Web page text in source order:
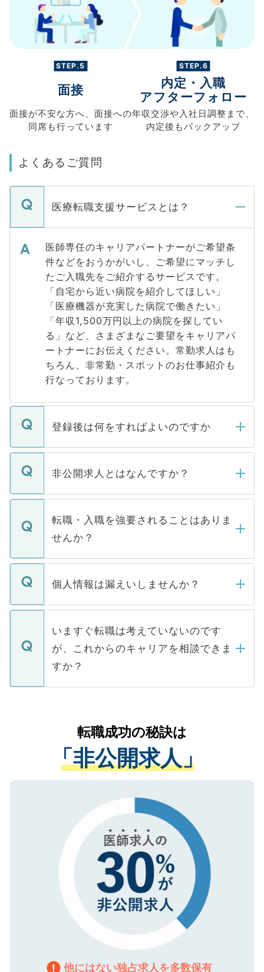
STEP.5
面接
面接が不安な方へ、 面接への
同席も行っています
STEP.6
内定・入職
アフターフォロー
年収交渉や入社日調整まで、
内定後もバックアップ
よくあるご質問
医療転職支援サービスとは？
医師専任のキャリアパートナーがご希望条
件などをおうかがいし、ご希望にマッチし
たご入職先をご紹介するサービスです。
「自宅から近い病院を紹介してほしい」
「医療機器が充実した病院で働きたい」
「年収1,500万円以上の病院を探してい
る」など、さまざまなご要望をキャリアパ
ートナーにお伝えください。常勤求人はも
ちろん、非常勤・スポットのお仕事紹介も
行なっております。
登録後は何をすればよいのですか
ご登録いただきましたら、弊社担当者がご
登録内容を確認し、その後メールもしくは
ます。通常、5営業日以内にはご連絡をせて
いただきますので、しばらくお待ちくださ
い。
非公開求人とはなんですか？
マイナビDOCTORで取り扱っている求人の
うち約3割は、Webサイトからご覧いただ
けない「非公開求人」です。非公開求人は
下記の理由によって、一般には公開してい
ません。
■応募殺到を避けるため 人気のある医療機
関を公にしてしまうと、応募が殺到する場
に、医療機関が求める条件に合った人材の
みを人材紹介会社に依頼するケースが増え
ています。
転職・入職を強要されることはありま
せんか？
転職・入職を強要することは一切ありませ
ん。また、仮に応募先から内定をいただい
定を承諾する必要はありません。内定先へ
の辞退の連絡はキャリアパートナーが行い
ますので、ご安心ください。
個人情報は漏えいしませんか？
個人情報が漏えいすることはありませんの
で、ご安心ください。当サイトからの登録
などで収集したご登録者様の個人情報は、
ご本人のキャリアアップおよび転職活動の
支援を目的に使用いたします。お預かりし
ているすべての個人データはご本人の許可
は、個人情報の取り扱いについての厳密な
管理基準を満たした事業者のみに付与され
る、プライバシーマークを取得済みです。
ご登録いただいた個人情報は、SSL（デー
で、機密保持に関してもご安心ください。
いますぐ転職は考えていないのです
が、これからのキャリアを相談できま
すか？
かがいして、現在の医療機関の状況や紹介
経験をまじえながら、適切なアドバイスを
させていただきます。すぐにご転職をされ
ない方には、長期的なサポートが可能です
ので、まずはご登録ください。
転職成功の秘訣は
「非公開求人」
他にはない独占求人を多数保有